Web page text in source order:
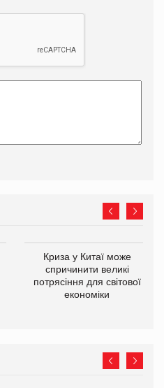
Криза у Китаї може
спричинити великі
потрясіння для світової
економіки